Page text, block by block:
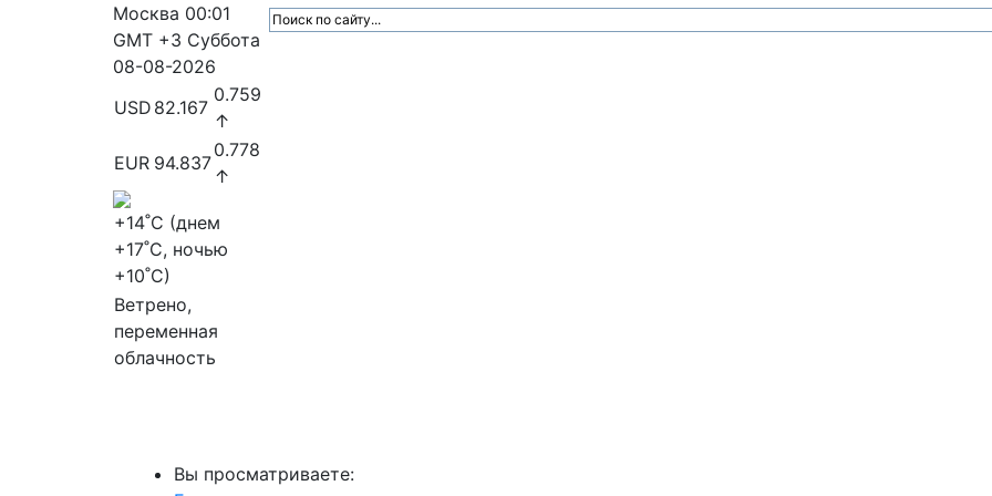
Москва 00:01
GMT +3 Суббота
08-08-2026
USD 82.167
0.759
↑
EUR 94.837
0.778
↑
+14˚C (днем
+17˚C, ночью
+10˚C)
Ветрено,
переменная
облачность
Вы просматриваете: